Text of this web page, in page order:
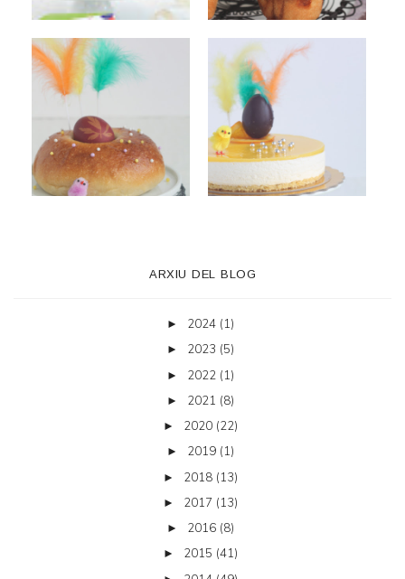
ARXIU DEL BLOG
► 2024 (1)
► 2023 (5)
► 2022 (1)
► 2021 (8)
► 2020 (22)
► 2019 (1)
► 2018 (13)
► 2017 (13)
► 2016 (8)
► 2015 (41)